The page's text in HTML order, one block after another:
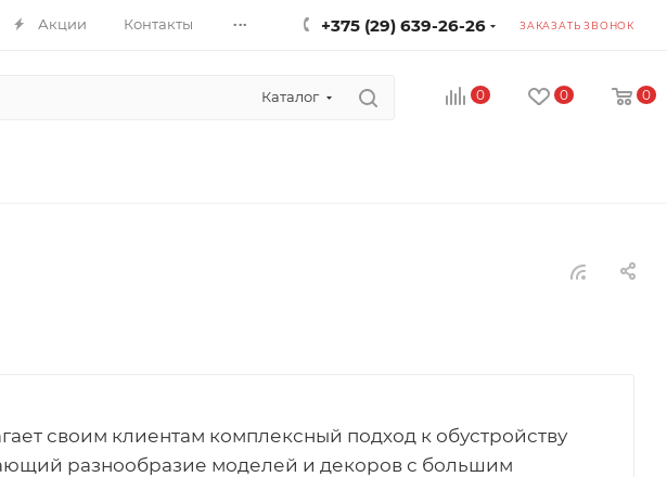
Акции Контакты ... +375 (29) 639-26-26 ЗАКАЗАТЬ ЗВОНОК
Каталог 0 0 0
своим клиентам комплексный подход к обустройству
разнообразие моделей и декоров с большим